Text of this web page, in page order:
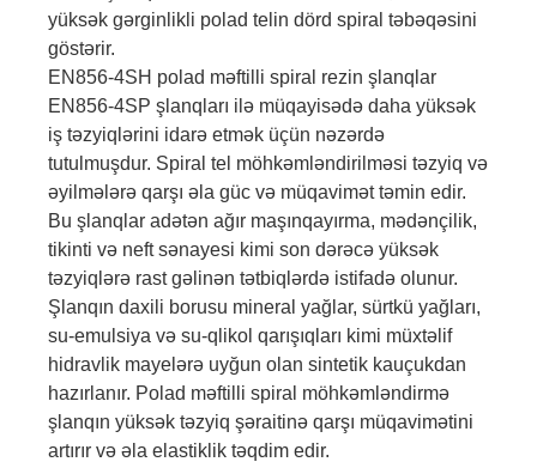
yüksək gərginlikli polad telin dörd spiral təbəqəsini
göstərir.
EN856-4SH polad məftilli spiral rezin şlanqlar
EN856-4SP şlanqları ilə müqayisədə daha yüksək
iş təzyiqlərini idarə etmək üçün nəzərdə
tutulmuşdur. Spiral tel möhkəmləndirilməsi təzyiq və
əyilmələrə qarşı əla güc və müqavimət təmin edir.
Bu şlanqlar adətən ağır maşınqayırma, mədənçilik,
tikinti və neft sənayesi kimi son dərəcə yüksək
təzyiqlərə rast gəlinən tətbiqlərdə istifadə olunur.
Şlanqın daxili borusu mineral yağlar, sürtkü yağları,
su-emulsiya və su-qlikol qarışıqları kimi müxtəlif
hidravlik mayelərə uyğun olan sintetik kauçukdan
hazırlanır. Polad məftilli spiral möhkəmləndirmə
şlanqın yüksək təzyiq şəraitinə qarşı müqavimətini
artırır və əla elastiklik təqdim edir.